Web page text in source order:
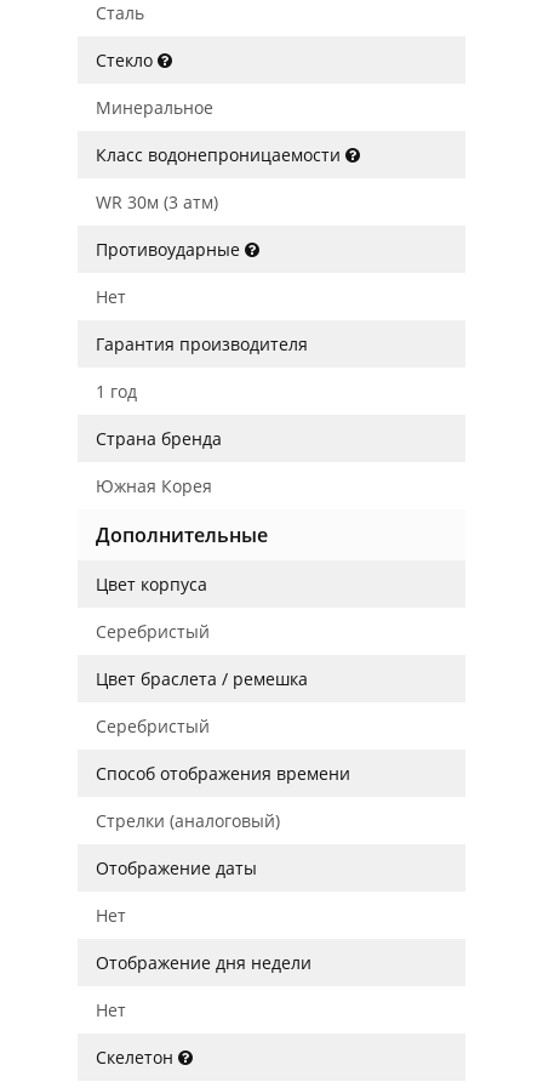
Сталь
Стекло
Минеральное
Класс водонепроницаемости
WR 30м (3 атм)
Противоударные
Нет
Гарантия производителя
1 год
Страна бренда
Южная Корея
Дополнительные
Цвет корпуса
Серебристый
Цвет браслета / ремешка
Серебристый
Способ отображения времени
Стрелки (аналоговый)
Отображение даты
Нет
Отображение дня недели
Нет
Скелетон